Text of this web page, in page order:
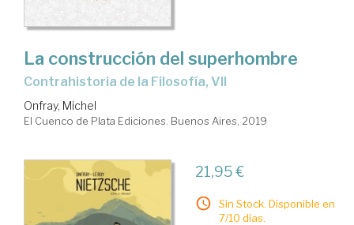
La construcción del superhombre
Contrahistoria de la Filosofía, VII
Onfray, Michel
El Cuenco de Plata Ediciones. Buenos Aires, 2019
21,95 €
Sin Stock. Disponible en
7/10 días.